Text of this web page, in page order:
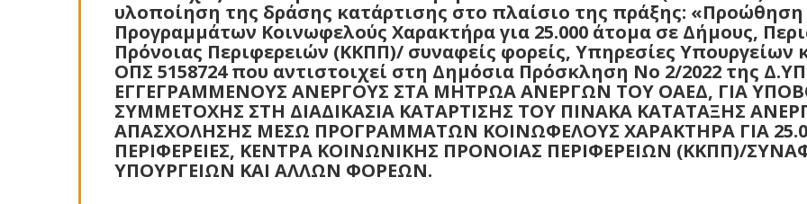
υλοποίηση της δράσης κατάρτισης στο πλαίσιο της πράξης:
Προγραμμάτων Κοινωφελούς Χαρακτήρα για 25.000 άτομα σε Δήμους,
Πρόνοιας Περιφερειών (ΚΚΠΠ)/ συναφείς φορείς, Υπηρεσίες
ΟΠΣ 5158724 που αντιστοιχεί στη Δημόσια Πρόσκληση Νο 2/2022 της
ΕΓΓΕΓΡΑΜΜΕΝΟΥΣ ΑΝΕΡΓΟΥΣ ΣΤΑ ΜΗΤΡΩΑ ΑΝΕΡΓΩΝ ΤΟΥ ΟΑΕΔ, ΓΙΑ
ΣΥΜΜΕΤΟΧΗΣ ΣΤΗ ΔΙΑΔΙΚΑΣΙΑ ΚΑΤΑΡΤΙΣΗΣ ΤΟΥ ΠΙΝΑΚΑ ΚΑΤΑΤΑΞΗΣ
ΑΠΑΣΧΟΛΗΣΗΣ ΜΕΣΩ ΠΡΟΓΡΑΜΜΑΤΩΝ ΚΟΙΝΩΦΕΛΟΥΣ ΧΑΡΑΚΤΗΡΑ ΓΙΑ
ΠΕΡΙΦΕΡΕΙΕΣ, ΚΕΝΤΡΑ ΚΟΙΝΩΝΙΚΗΣ ΠΡΟΝΟΙΑΣ ΠΕΡΙΦΕΡΕΙΩΝ (ΚΚΠΠ)/
ΥΠΟΥΡΓΕΙΩΝ ΚΑΙ ΑΛΛΩΝ ΦΟΡΕΩΝ.